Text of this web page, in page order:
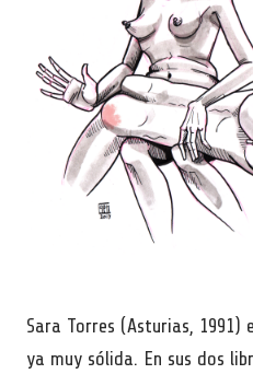
Sara Torres (Asturias, 1991)
ya muy sólida. En sus dos